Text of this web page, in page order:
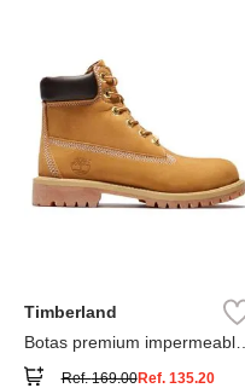
Timberland
Botas premium impermeables
Ref.169.00Ref. 135.20